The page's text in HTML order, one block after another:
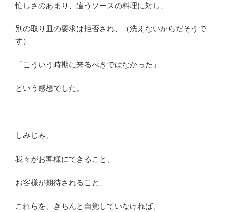
忙しさのあまり、違うソースの料理に対し、
別の取り皿の要求は拒否され、（洗えないからだそうで
す）
「こういう時期に来るべきではなかった」
という感想でした。
しみじみ、
我々がお客様にできること、
お客様が期待されること、
これらを、きちんと自覚していなければ、